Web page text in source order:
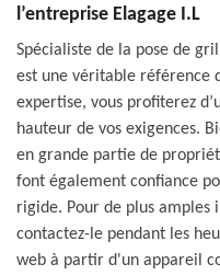
l’entreprise Elagage I.L
Spécialiste de la pose de
est une véritable référence
expertise, vous profiterez
hauteur de vos exigences.
en grande partie de
font également confiance
rigide. Pour de plus amples
contactez-le pendant les
web à partir d'un appareil